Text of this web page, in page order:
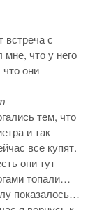
встреча с
что у него
что они
тем, что
и так
все купят.
они тут
топали…
показалось…